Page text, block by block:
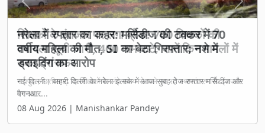
शिक्षकों के इंतजार पर लगा ब्रेक! 700 शिक्षकों की
तबादला सूची जारी, 400 नाम कटे; जानें किन मामलों में
रुका ट्रांसफर
रायपुर। छत्तीसगढ़ के शिक्षकों के लंबे समय से चले आ रहे स्थानांतरण के इंतजार
पर आ...
08 Aug 2026 | Manishankar Pandey
Previous Next